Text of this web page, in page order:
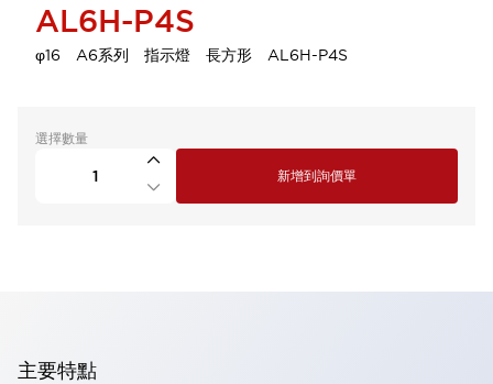
AL6H-P4S
φ16 A6系列 指示燈 長方形 AL6H-P4S
選擇數量
新增到詢價單
主要特點